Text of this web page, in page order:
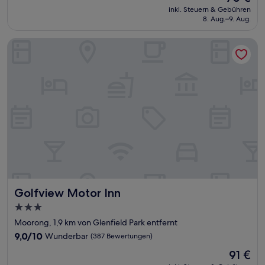
Bewertungen)
Preis
beträgt
inkl. Steuern & Gebühren
8. Aug.–9. Aug.
Golfview Motor Inn
Golfview Motor Inn
3.0-
Sterne-
Unterkunft
Moorong, 1,9 km von Glenfield Park entfernt
9.0
9,0/10 Wunderbar (387 Bewertungen)
Der
91 €
Golfview Motor Inn